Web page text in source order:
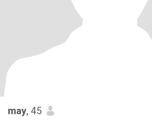
may, 45